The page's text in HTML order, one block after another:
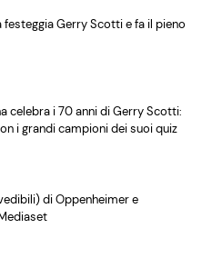
Gerry Scotti e fa il pieno
celebra i 70 anni di Gerry Scotti:
i grandi campioni dei suoi quiz
di Oppenheimer e